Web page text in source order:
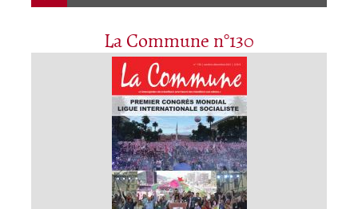
La Commune n°130